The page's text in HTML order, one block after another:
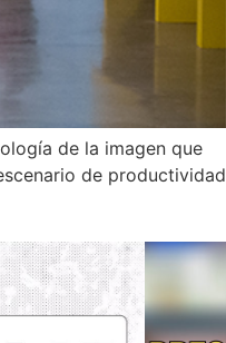
de la imagen que
de productividad